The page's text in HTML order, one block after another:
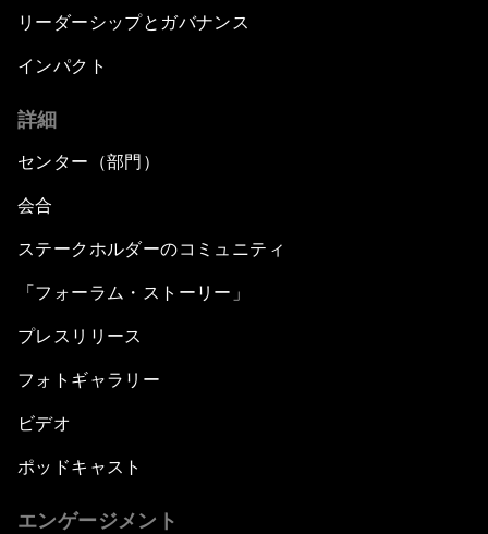
リーダーシップとガバナンス
インパクト
詳細
センター（部門）
会合
ステークホルダーのコミュニティ
「フォーラム・ストーリー」
プレスリリース
フォトギャラリー
ビデオ
ポッドキャスト
エンゲージメント